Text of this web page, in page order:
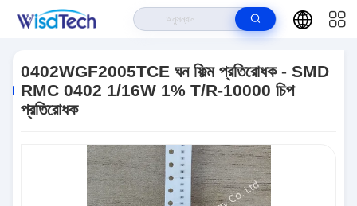
0402 1/16W 1% T/R-10000 চিপ প্রতিরোধক
0402WGF2005TCE ঘন ফিল্ম প্রতিরোধক - SMD
RMC 0402 1/16W 1% T/R-10000 চিপ
প্রতিরোধক